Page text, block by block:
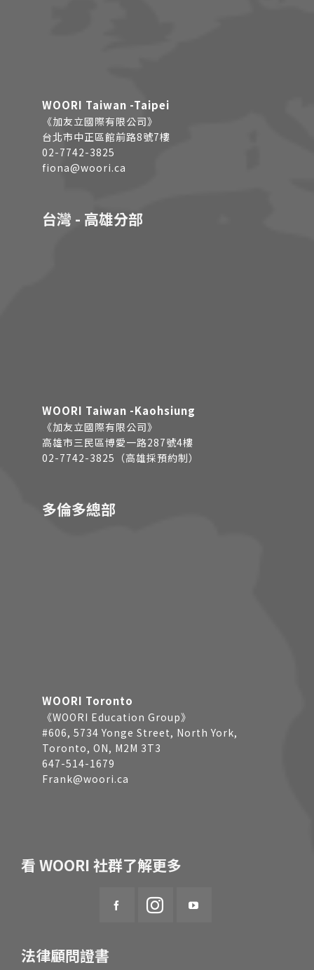
WOORI Taiwan -Taipei
《加友立國際有限公司》
台北市中正區館前路8號7樓
02-7742-3825
fiona@woori.ca
台灣 - 高雄分部
WOORI Taiwan -Kaohsiung
《加友立國際有限公司》
高雄市三民區博愛一路287號4樓
02-7742-3825（高雄採預約制）
多倫多總部
WOORI Toronto
《WOORI Education Group》
#606, 5734 Yonge Street, North York,
Toronto, ON, M2M 3T3
647-514-1679
Frank@woori.ca
看 WOORI 社群了解更多
法律顧問證書